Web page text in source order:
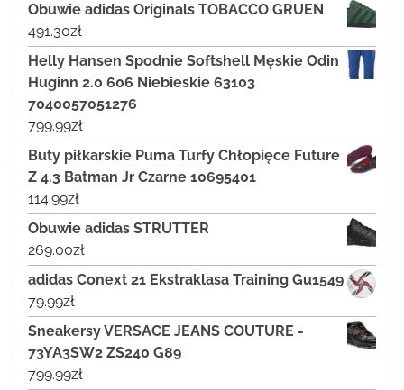
Obuwie adidas Originals TOBACCO GRUEN
491.30zł
Helly Hansen Spodnie Softshell Męskie Odin
Huginn 2.0 606 Niebieskie 63103
7040057051276
799.99zł
Buty piłkarskie Puma Turfy Chłopięce Future
Z 4.3 Batman Jr Czarne 10695401
114.99zł
Obuwie adidas STRUTTER
269.00zł
adidas Conext 21 Ekstraklasa Training Gu1549
79.99zł
Sneakersy VERSACE JEANS COUTURE -
73YA3SW2 ZS240 G89
799.99zł